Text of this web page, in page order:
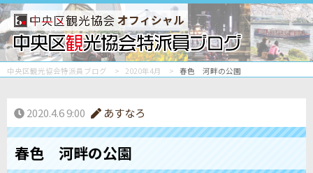
オフィシャル
中央区観光協会特派員ブログ 2020年4月 春色 河畔の公園
2020.4.6 9:00 あすなろ
春色 河畔の公園